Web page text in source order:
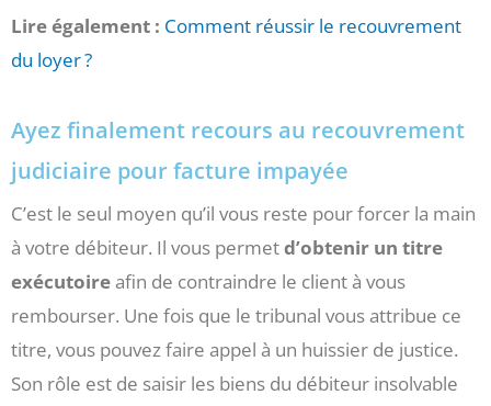
Lire également : Comment réussir le recouvrement
du loyer ?
Ayez finalement recours au recouvrement
judiciaire pour facture impayée
C’est le seul moyen qu’il vous reste pour forcer la main
à votre débiteur. Il vous permetd’obtenir un titre
exécutoireafin de contraindre le client à vous
rembourser. Une fois que le tribunal vous attribue ce
titre, vous pouvez faire appel à un huissier de justice.
Son rôle est de saisir les biens du débiteur insolvable